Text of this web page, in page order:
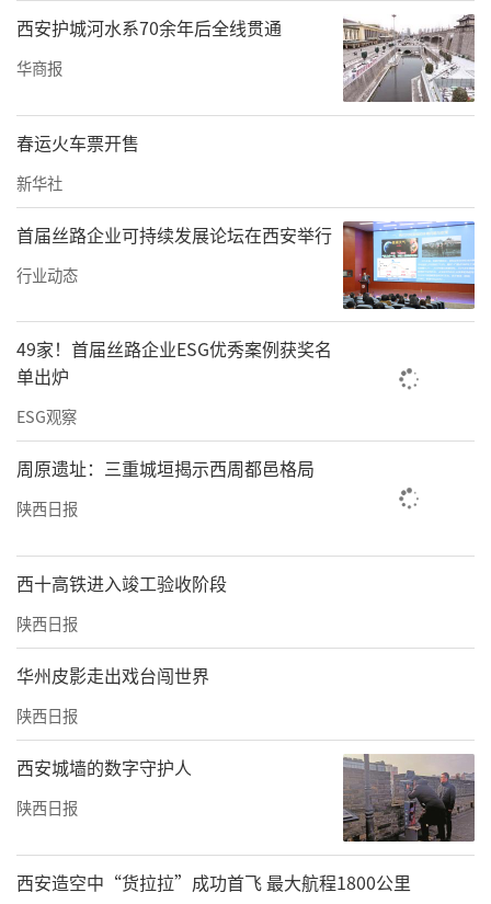
西安护城河水系70余年后全线贯通
华商报
春运火车票开售
新华社
首届丝路企业可持续发展论坛在西安举行
行业动态
49家！首届丝路企业ESG优秀案例获奖名
单出炉
ESG观察
周原遗址：三重城垣揭示西周都邑格局
陕西日报
西十高铁进入竣工验收阶段
陕西日报
华州皮影走出戏台闯世界
陕西日报
西安城墙的数字守护人
陕西日报
西安造空中“货拉拉”成功首飞 最大航程1800公里